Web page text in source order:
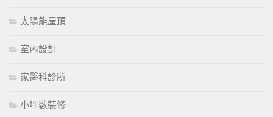
太陽能屋頂
室內設計
家醫科診所
小坪數裝修